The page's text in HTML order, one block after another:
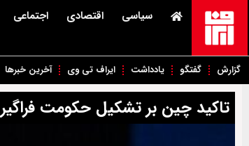
سیاسی اقتصادی اجتماعی
گزارش گفتگو یادداشت ایراف تی وی آخرین خبرها
تاکید چین بر تشکیل حکومت فراگیر